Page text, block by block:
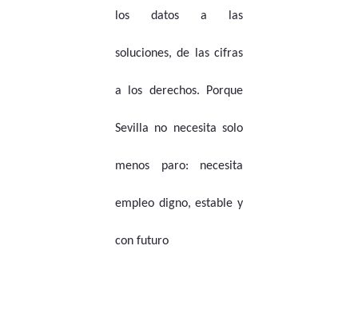
los datos a las
soluciones, de las cifras
a los derechos. Porque
Sevilla no necesita solo
menos paro: necesita
empleo digno, estable y
con futuro